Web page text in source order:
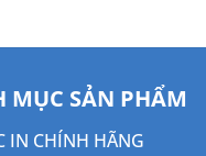
MỤC SẢN PHẨM
IN CHÍNH HÃNG